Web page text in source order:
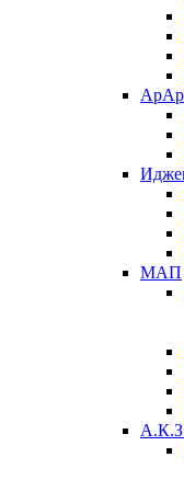
МАП